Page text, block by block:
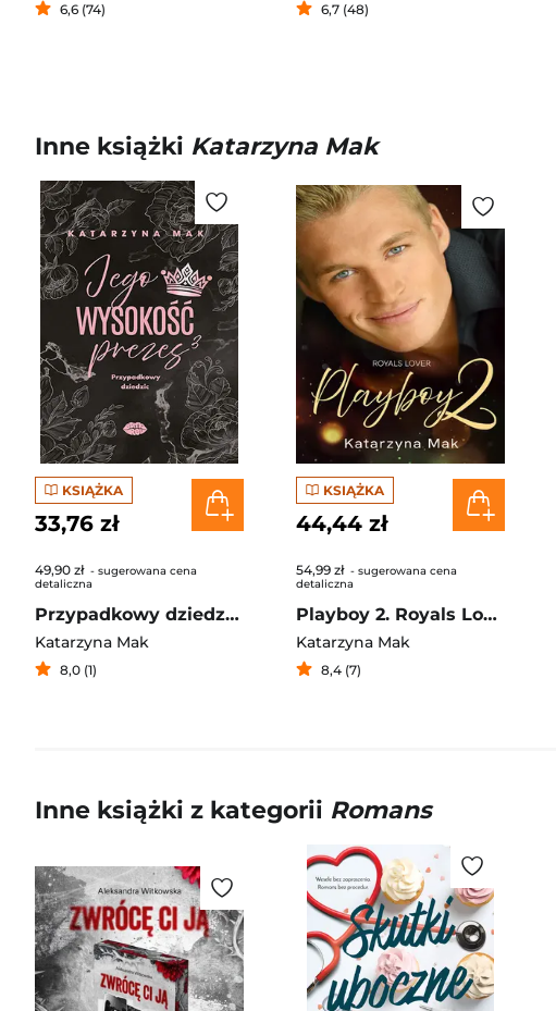
6,6 (74) 6,7 (48)
Inne książki Katarzyna Mak
KSIĄŻKA
33,76 zł
49,90 zł - sugerowana cena
detaliczna
Przypadkowy dziedzic. Jego wysokość prezes. Tom 3
Katarzyna Mak
8,0 (1)
KSIĄŻKA
44,44 zł
54,99 zł - sugerowana cena
detaliczna
Playboy 2. Royals Lover
Katarzyna Mak
8,4 (7)
Inne książki z kategorii Romans